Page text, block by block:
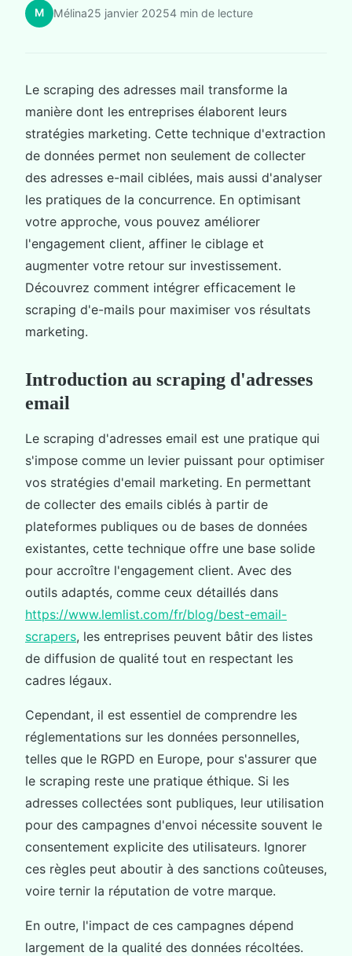
M Mélina25 janvier 20254 min de lecture
Le scraping des adresses mail transforme la
manière dont les entreprises élaborent leurs
stratégies marketing. Cette technique d'extraction
de données permet non seulement de collecter
des adresses e-mail ciblées, mais aussi d'analyser
les pratiques de la concurrence. En optimisant
votre approche, vous pouvez améliorer
l'engagement client, affiner le ciblage et
augmenter votre retour sur investissement.
Découvrez comment intégrer efficacement le
scraping d'e-mails pour maximiser vos résultats
marketing.
Introduction au scraping d'adresses
email
Le scraping d'adresses email est une pratique qui
s'impose comme un levier puissant pour optimiser
vos stratégies d'email marketing. En permettant
de collecter des emails ciblés à partir de
plateformes publiques ou de bases de données
existantes, cette technique offre une base solide
pour accroître l'engagement client. Avec des
outils adaptés, comme ceux détaillés dans
https://www.lemlist.com/fr/blog/best-email-
scrapers, les entreprises peuvent bâtir des listes
de diffusion de qualité tout en respectant les
cadres légaux.
Cependant, il est essentiel de comprendre les
réglementations sur les données personnelles,
telles que le RGPD en Europe, pour s'assurer que
le scraping reste une pratique éthique. Si les
adresses collectées sont publiques, leur utilisation
pour des campagnes d'envoi nécessite souvent le
consentement explicite des utilisateurs. Ignorer
ces règles peut aboutir à des sanctions coûteuses,
voire ternir la réputation de votre marque.
En outre, l'impact de ces campagnes dépend
largement de la qualité des données récoltées.